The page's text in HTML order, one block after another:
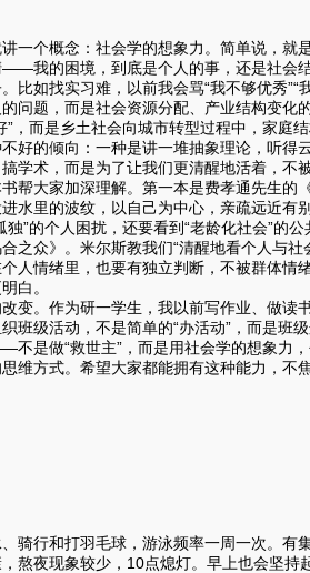
个概念：社会学的想象力。简单说，就是
我的困境，到底是个人的事，还是社会结
比如找实习难，以前我会骂“我不够优秀
问题，而是社会资源分配、产业结构变
”，而是乡土社会向城市转型过程中，家庭
的倾向：一种是讲一堆抽象理论，听得
学术，而是为了让我们更清醒地活着，不
帮大家加深理解。第一本是费孝通先生
水里的波纹，以自己为中心，亲疏远近有
独”的个人困扰，还要看到“老龄化社会”的
众》。米尔斯教我们“清醒地看个人与社
人情绪里，也要有独立判断，不被群体
白。
变。作为研一学生，我以前写作业、做读
班级活动，不是简单的“办活动”，而是
是做“救世主”，而是用社会学的想象力
维方式。希望大家都能拥有这种能力，不
行和打羽毛球，游泳频率一周一次。有
熬夜现象较少，10点熄灯。早上也会坚持